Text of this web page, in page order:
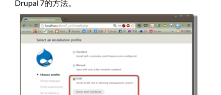
Drupal 7的方法。